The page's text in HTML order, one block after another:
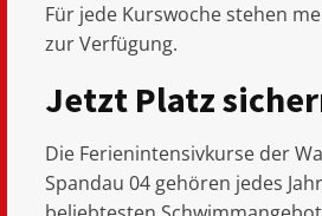
Für jede Kurswoche stehen
zur Verfügung.
Jetzt Platz
Die Ferienintensivkurse der
Spandau 04 gehören jedes